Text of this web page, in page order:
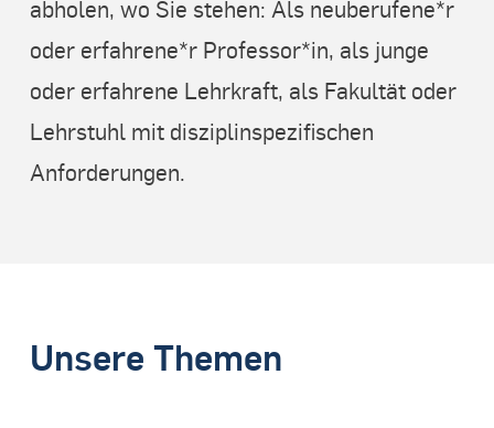
abholen, wo Sie stehen: Als neuberufene*r
oder erfahrene*r Professor*in, als junge
oder erfahrene Lehrkraft, als Fakultät oder
Lehrstuhl mit disziplinspezifischen
Anforderungen.
Unsere Themen